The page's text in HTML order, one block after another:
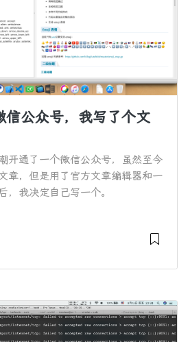
信公众号，我写了个文
开通了一个微信公众号，虽然至今
章，但是用了官方文章编辑器和一
，我决定自己写一个。